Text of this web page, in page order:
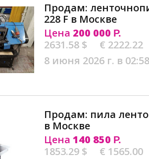
Продам:
228 F в Москве
Цена 200 000 Р.
2631.58 $
€ 2222.22
8 июня 2026 г. в 02:58
Продам: пила
в Москве
Цена 140 850 Р.
1853.29 $
€ 1565.00